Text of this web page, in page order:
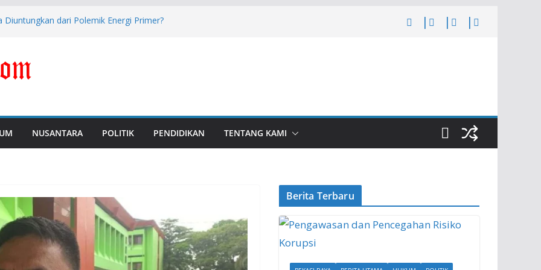
Diuntungkan dari Polemik Energi Primer?
Dugaan Korupsi Digitalisasi SPBU
Libatkan Masyarakat dalam Sosialisasi
NUSANTARA POLITIK PENDIDIKAN TENTANG KAMI
Berita Terbaru